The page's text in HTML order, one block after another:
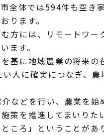
全体では594件も空き
ります。
方には、リモートワ
ます。
基に地域農業の将来
人に確実につなぎ、
などを行い、農業を始
を推進してまいりた
ころ」ということが